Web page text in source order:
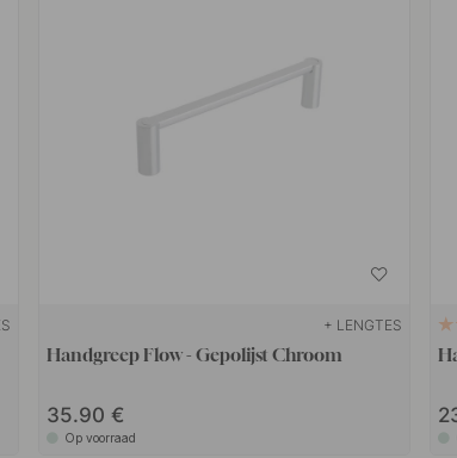
+ LENGTES
Handgreep Flow - Gepolijst Chroom
35.90
Op voorraad